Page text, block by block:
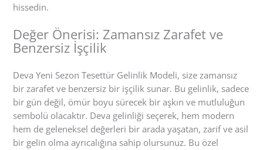
hissedin.
Değer Önerisi: Zamansız Zarafet ve
Benzersiz İşçilik
Deva Yeni Sezon Tesettür Gelinlik Modeli, size zamansız
bir zarafet ve benzersiz bir işçilik sunar. Bu gelinlik, sadece
bir gün değil, ömür boyu sürecek bir aşkın ve mutluluğun
sembolü olacaktır. Deva gelinliği seçerek, hem modern
hem de geleneksel değerleri bir arada yaşatan, zarif ve asil
bir gelin olma ayrıcalığına sahip olursunuz. Bu özel